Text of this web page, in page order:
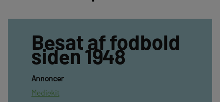
Besat af fodbold
siden 1948
Annoncer
Mediekit